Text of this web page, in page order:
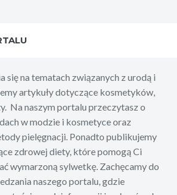
się na tematach związanych z urodą i
artykuły dotyczące kosmetyków,
Na naszym portalu przeczytasz o
w modzie i kosmetyce oraz
pielęgnacji. Ponadto publikujemy
zdrowej diety, które pomogą Ci
wymarzoną sylwetkę. Zachęcamy do
naszego portalu, gdzie